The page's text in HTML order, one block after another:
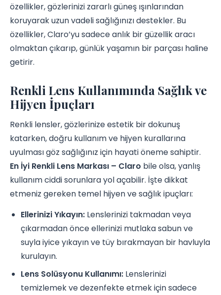
özellikler, gözlerinizi zararlı güneş ışınlarından
koruyarak uzun vadeli sağlığınızı destekler. Bu
özellikler, Claro’yu sadece anlık bir güzellik aracı
olmaktan çıkarıp, günlük yaşamın bir parçası haline
getirir.
Renkli Lens Kullanımında Sağlık ve
Hijyen İpuçları
Renkli lensler, gözlerinize estetik bir dokunuş
katarken, doğru kullanım ve hijyen kurallarına
uyulması göz sağlığınız için hayati öneme sahiptir.
En İyi Renkli Lens Markası – Claro bile olsa, yanlış
kullanım ciddi sorunlara yol açabilir. İşte dikkat
etmeniz gereken temel hijyen ve sağlık ipuçları:
Ellerinizi Yıkayın: Lenslerinizi takmadan veya
çıkarmadan önce ellerinizi mutlaka sabun ve
suyla iyice yıkayın ve tüy bırakmayan bir havluyla
kurulayın.
Lens Solüsyonu Kullanımı: Lenslerinizi
temizlemek ve dezenfekte etmek için sadece